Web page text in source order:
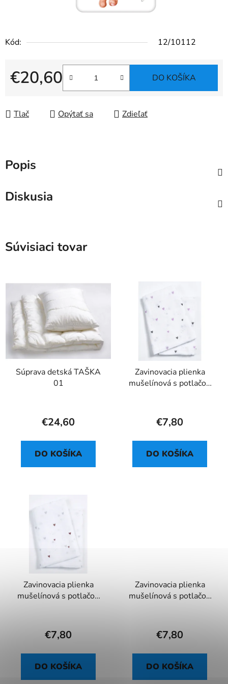
Kód: 12/10112
€20,60
Jednotková cena:
DO KOŠÍKA
Tlač Opýtať sa Zdieľať
Popis
Diskusia
Súvisiaci tovar
Súprava detská TAŠKA
01
€24,60
DO KOŠÍKA
Zavinovacia plienka
mušelínová s potlačou
€7,80
DO KOŠÍKA
Zavinovacia plienka
mušelínová s potlačou
€7,80
DO KOŠÍKA
Zavinovacia plienka
mušelínová s potlačou
€7,80
DO KOŠÍKA